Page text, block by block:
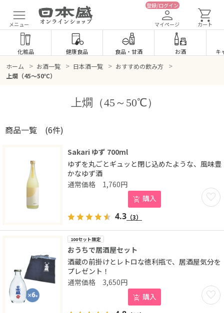
メニュー
登録/ログイン
マイページ カート
化粧品 健康食品 食品・ 甘酒 お酒 キ
ホーム > お酒一覧 > 日本酒一覧 > おすすめの飲み方 >
上燗（45～50℃）
上燗（45～50℃）
商品一覧 (6件)
Sakari ゆず 700ml
ゆずを丸ごとギュッと閉じ込めたような、風味豊
かなゆず酒
お気
1,760円
購入
4.3 （3）
100セット限定
おうちで居酒屋セット
酒蔵の前掛けとレトロな徳利瓶で、居酒屋気分を
プレゼント！
お気
3,650円
購入